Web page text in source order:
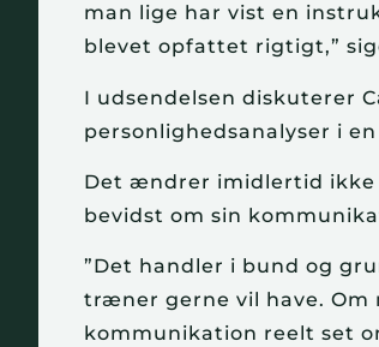
man lige har vist en
blevet opfattet rigtigt,”
I udsendelsen diskuterer
personlighedsanalyser i
Det ændrer imidlertid
bevidst om sin
”Det handler i bund og
træner gerne vil have. Om
kommunikation reelt set